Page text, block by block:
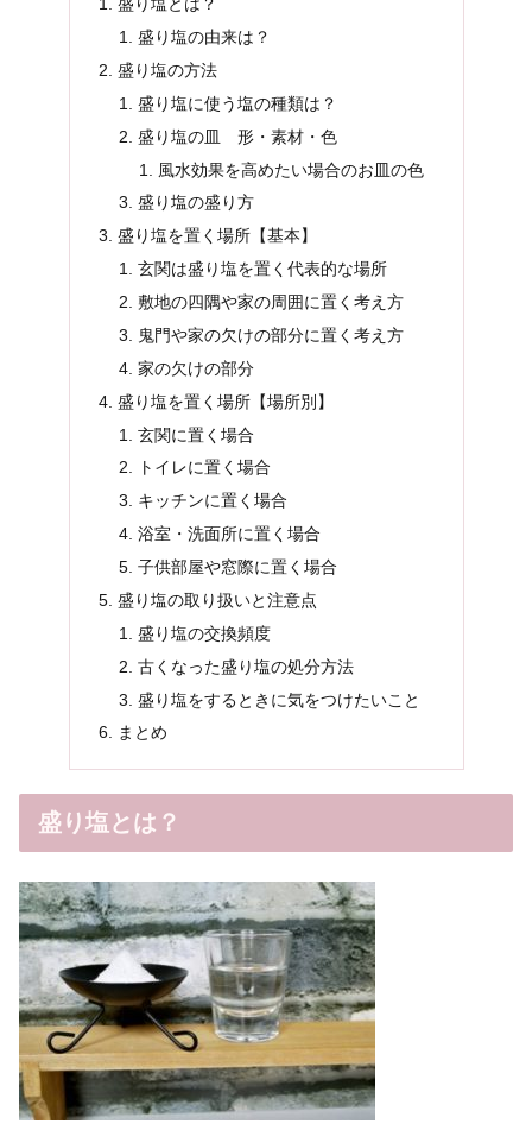
盛り塩の由来は？
盛り塩の方法
盛り塩に使う塩の種類は？
盛り塩の皿 形・素材・色
風水効果を高めたい場合のお皿の色
盛り塩の盛り方
盛り塩を置く場所【基本】
玄関は盛り塩を置く代表的な場所
敷地の四隅や家の周囲に置く考え方
鬼門や家の欠けの部分に置く考え方
家の欠けの部分
盛り塩を置く場所【場所別】
玄関に置く場合
トイレに置く場合
キッチンに置く場合
浴室・洗面所に置く場合
子供部屋や窓際に置く場合
盛り塩の取り扱いと注意点
盛り塩の交換頻度
古くなった盛り塩の処分方法
盛り塩をするときに気をつけたいこと
まとめ
盛り塩とは？